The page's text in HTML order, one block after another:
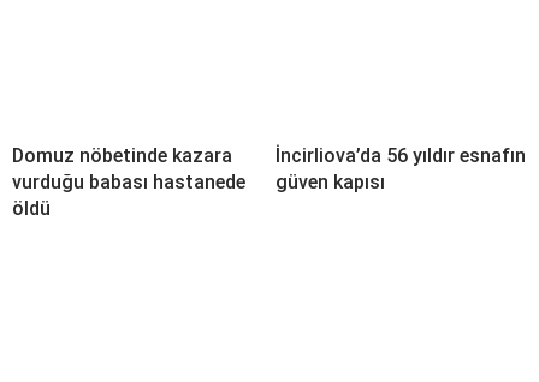
Domuz nöbetinde kazara
vurduğu babası hastanede
öldü
İncirliova’da 56 yıldır esnafın
güven kapısı